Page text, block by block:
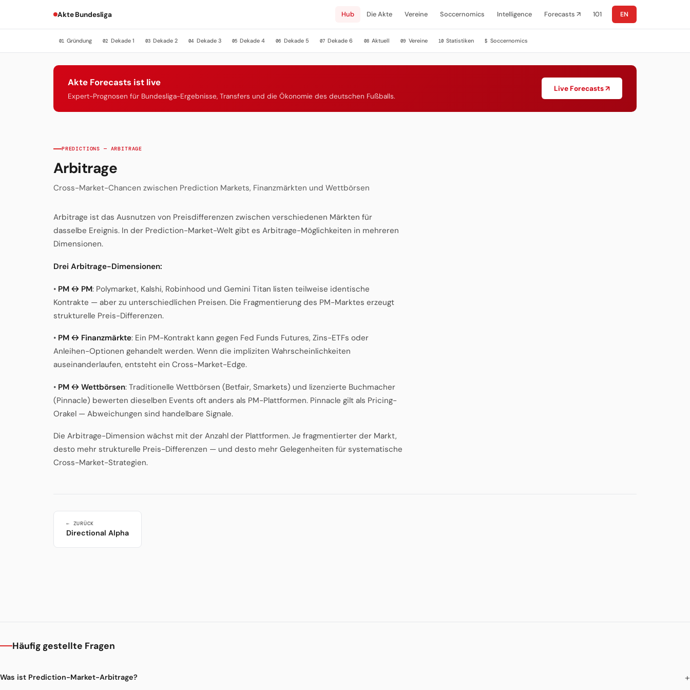
Akte Bundesliga Hub Die Akte Vereine Soccernomics Intelligence Forecasts ↗ 101 EN
01 Gründung 02 Dekade 1 03 Dekade 2 04 Dekade 3 05 Dekade 4 06 Dekade 5 07 Dekade 6 08 Aktuell 09 Vereine 10 Statistiken $ Soccernomics
Akte Forecasts ist live
Expert-Prognosen für Bundesliga-Ergebnisse, Transfers und die Ökonomie des deutschen Fußballs.
Live Forecasts ↗
PREDICTIONS — ARBITRAGE
Arbitrage
Cross-Market-Chancen zwischen Prediction Markets, Finanzmärkten und Wettbörsen
Arbitrage ist das Ausnutzen von Preisdifferenzen zwischen verschiedenen Märkten für
dasselbe Ereignis. In der Prediction-Market-Welt gibt es Arbitrage-Möglichkeiten in mehreren
Dimensionen.
Drei Arbitrage-Dimensionen:
• PM ↔ PM: Polymarket, Kalshi, Robinhood und Gemini Titan listen teilweise identische
Kontrakte — aber zu unterschiedlichen Preisen. Die Fragmentierung des PM-Marktes erzeugt
strukturelle Preis-Differenzen.
• PM ↔ Finanzmärkte: Ein PM-Kontrakt kann gegen Fed Funds Futures, Zins-ETFs oder
Anleihen-Optionen gehandelt werden. Wenn die impliziten Wahrscheinlichkeiten
auseinanderlaufen, entsteht ein Cross-Market-Edge.
• PM ↔ Wettbörsen: Traditionelle Wettbörsen (Betfair, Smarkets) und lizenzierte Buchmacher
(Pinnacle) bewerten dieselben Events oft anders als PM-Plattformen. Pinnacle gilt als Pricing-
Orakel — Abweichungen sind handelbare Signale.
Die Arbitrage-Dimension wächst mit der Anzahl der Plattformen. Je fragmentierter der Markt,
desto mehr strukturelle Preis-Differenzen — und desto mehr Gelegenheiten für systematische
Cross-Market-Strategien.
← ZURÜCK
Directional Alpha
Häufig gestellte Fragen
Was ist Prediction-Market-Arbitrage?